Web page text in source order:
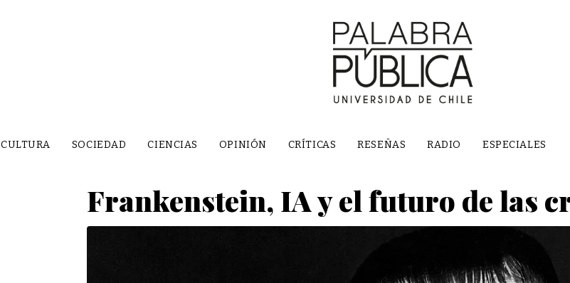
CULTURA SOCIEDAD CIENCIAS OPINIÓN CRÍTICAS RESEÑAS RADIO ESPECIALES
Frankenstein, IA y el futuro de las